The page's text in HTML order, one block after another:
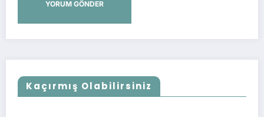
Kaçırmış Olabilirsiniz